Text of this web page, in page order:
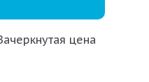
цена